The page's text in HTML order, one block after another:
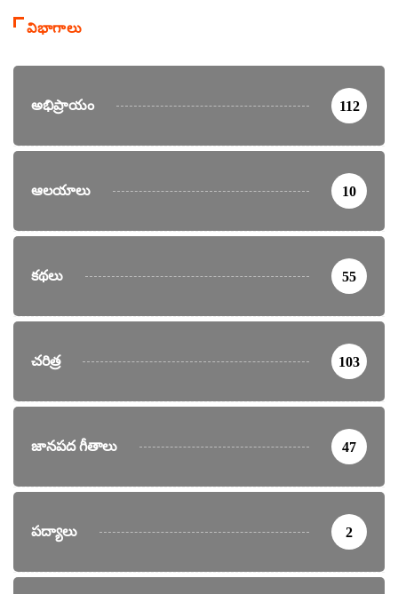
విభాగాలు
అభిప్రాయం 112
ఆలయాలు 10
కథలు 55
చరిత్ర 103
జానపద గీతాలు 47
పద్యాలు 2